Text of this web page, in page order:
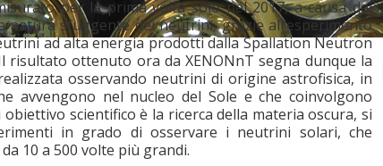
per la prima volta solo nel 2017, a causa dei
natura sfuggente dei neutrini, grazie all’esperimento
ad alta energia prodotti dalla Spallation Neutron
risultato ottenuto ora da XENONnT segna dunque la
osservando neutrini di origine astrofisica, in
avvengono nel nucleo del Sole e che coinvolgono
obiettivo scientifico è la ricerca della materia oscura, si
in grado di osservare i neutrini solari, che
10 a 500 volte più grandi.